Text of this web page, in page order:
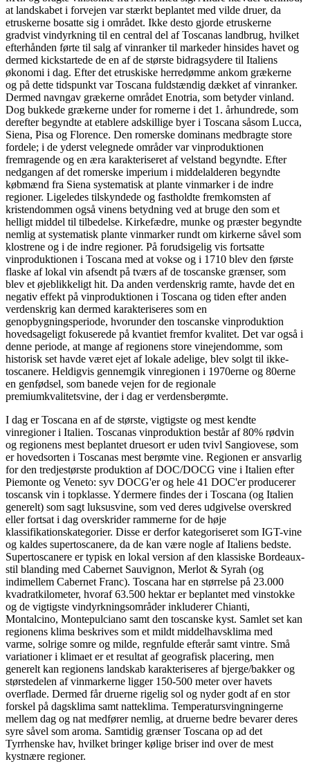
at landskabet i forvejen var stærkt beplantet med vilde druer, da
etruskerne bosatte sig i området. Ikke desto gjorde etruskerne
gradvist vindyrkning til en central del af Toscanas landbrug, hvilket
efterhånden førte til salg af vinranker til markeder hinsides havet og
dermed kickstartede de en af de største bidragsydere til Italiens
økonomi i dag. Efter det etruskiske herredømme ankom grækerne
og på dette tidspunkt var Toscana fuldstændig dækket af vinranker.
Dermed navngav grækerne området Enotria, som betyder vinland.
Dog bukkede grækerne under for romerne i det 1. århundrede, som
derefter begyndte at etablere adskillige byer i Toscana såsom Lucca,
Siena, Pisa og Florence. Den romerske dominans medbragte store
fordele; i de yderst velegnede områder var vinproduktionen
fremragende og en æra karakteriseret af velstand begyndte. Efter
nedgangen af det romerske imperium i middelalderen begyndte
købmænd fra Siena systematisk at plante vinmarker i de indre
regioner. Ligeledes tilskyndede og fastholdte fremkomsten af
kristendommen også vinens betydning ved at bruge den som et
helligt middel til tilbedelse. Kirkefædre, munke og præster begyndte
nemlig at systematisk plante vinmarker rundt om kirkerne såvel som
klostrene og i de indre regioner. På forudsigelig vis fortsatte
vinproduktionen i Toscana med at vokse og i 1710 blev den første
flaske af lokal vin afsendt på tværs af de toscanske grænser, som
blev et øjeblikkeligt hit. Da anden verdenskrig ramte, havde det en
negativ effekt på vinproduktionen i Toscana og tiden efter anden
verdenskrig kan dermed karakteriseres som en
genopbygningsperiode, hvorunder den toscanske vinproduktion
hovedsageligt fokuserede på kvantiet fremfor kvalitet. Det var også i
denne periode, at mange af regionens store vinejendomme, som
historisk set havde været ejet af lokale adelige, blev solgt til ikke-
toscanere. Heldigvis gennemgik vinregionen i 1970erne og 80erne
en genfødsel, som banede vejen for de regionale
premiumkvalitetsvine, der i dag er verdensberømte.
I dag er Toscana en af de største, vigtigste og mest kendte
vinregioner i Italien. Toscanas vinproduktion består af 80% rødvin
og regionens mest beplantet druesort er uden tvivl Sangiovese, som
er hovedsorten i Toscanas mest berømte vine. Regionen er ansvarlig
for den tredjestørste produktion af DOC/DOCG vine i Italien efter
Piemonte og Veneto: syv DOCG'er og hele 41 DOC'er producerer
toscansk vin i topklasse. Ydermere findes der i Toscana (og Italien
generelt) som sagt luksusvine, som ved deres udgivelse overskred
eller fortsat i dag overskrider rammerne for de høje
klassifikationskategorier. Disse er derfor kategoriseret som IGT-vine
og kaldes supertoscanere, da de kan være nogle af Italiens bedste.
Supertoscanere er typisk en lokal version af den klassiske Bordeaux-
stil blanding med Cabernet Sauvignon, Merlot & Syrah (og
indimellem Cabernet Franc). Toscana har en størrelse på 23.000
kvadratkilometer, hvoraf 63.500 hektar er beplantet med vinstokke
og de vigtigste vindyrkningsområder inkluderer Chianti,
Montalcino, Montepulciano samt den toscanske kyst. Samlet set kan
regionens klima beskrives som et mildt middelhavsklima med
varme, solrige somre og milde, regnfulde efterår samt vintre. Små
variationer i klimaet er et resultat af geografisk placering, men
generelt kan regionens landskab karakteriseres af bjerge/bakker og
størstedelen af vinmarkerne ligger 150-500 meter over havets
overflade. Dermed får druerne rigelig sol og nyder godt af en stor
forskel på dagsklima samt natteklima. Temperatursvingningerne
mellem dag og nat medfører nemlig, at druerne bedre bevarer deres
syre såvel som aroma. Samtidig grænser Toscana op ad det
Tyrrhenske hav, hvilket bringer kølige briser ind over de mest
kystnære regioner.